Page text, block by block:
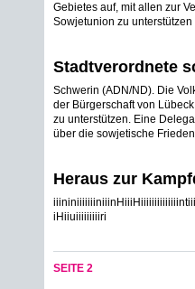
Gebietes auf, mit allen zur
Sowjetunion zu unterstützen
Stadtverordnete
Schwerin (ADN/ND). Die
der Bürgerschaft von
zu unterstützen. Eine
über die sowjetische
Heraus zur
iHiiuiiiiiiiiiri
SEITE 2